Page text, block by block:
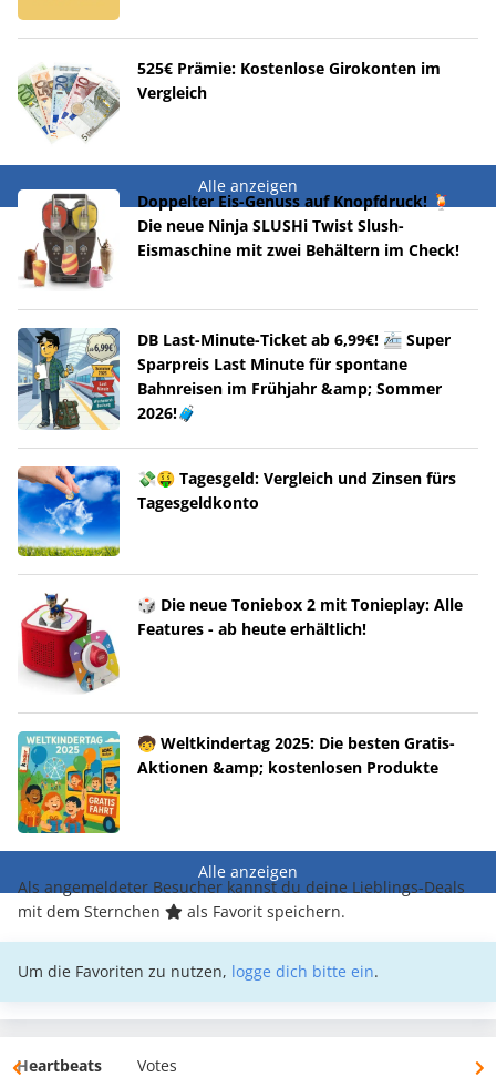
525€ Prämie: Kostenlose Girokonten im
Vergleich
Alle anzeigen
Doppelter Eis-Genuss auf Knopfdruck! 🍹
Die neue Ninja SLUSHi Twist Slush-
Eismaschine mit zwei Behältern im Check!
DB Last-Minute-Ticket ab 6,99€! 🚈 Super
Sparpreis Last Minute für spontane
Bahnreisen im Frühjahr &amp; Sommer
2026!🧳
💸🤑 Tagesgeld: Vergleich und Zinsen fürs
Tagesgeldkonto
🎲 Die neue Toniebox 2 mit Tonieplay: Alle
Features - ab heute erhältlich!
🧒 Weltkindertag 2025: Die besten Gratis-
Aktionen &amp; kostenlosen Produkte
Alle anzeigen
Als angemeldeter Besucher kannst du deine Lieblings-Deals
mit dem Sternchen
als Favorit speichern.
Um die Favoriten zu nutzen, logge dich bitte ein.
Heartbeats Votes